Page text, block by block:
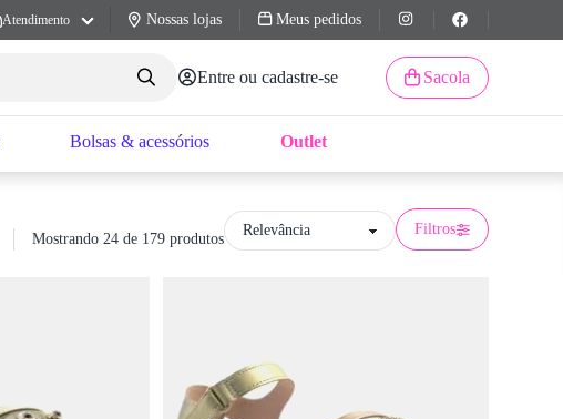
Atendimento Nossas lojas Meus pedidos
Entre ou cadastre-se Sacola
Bolsas & acessórios Outlet
Mostrando 24 de 179 produtos
Filtros